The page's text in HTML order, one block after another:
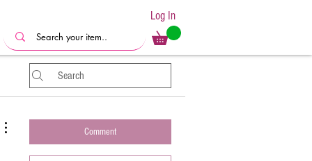
Log In
Comment